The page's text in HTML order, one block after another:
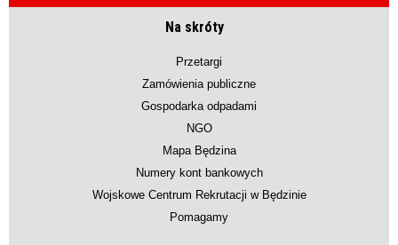
Na skróty
Przetargi
Zamówienia publiczne
Gospodarka odpadami
NGO
Mapa Będzina
Numery kont bankowych
Wojskowe Centrum Rekrutacji w Będzinie
Pomagamy